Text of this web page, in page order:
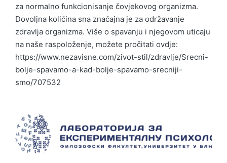
za normalno funkcionisanje čovjekovog organizma.
Dovoljna količina sna značajna je za održavanje
zdravlja organizma. Više o spavanju i njegovom uticaju
na naše raspoloženje, možete pročitati ovdje:
https://www.nezavisne.com/zivot-stil/zdravlje/Srecni-
bolje-spavamo-a-kad-bolje-spavamo-srecniji-
smo/707532